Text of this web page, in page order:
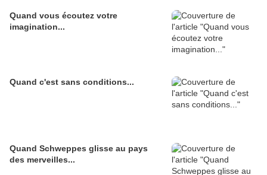
Quand vous écoutez votre
imagination...
Quand c'est sans conditions...
Quand Schweppes glisse au pays
des merveilles...